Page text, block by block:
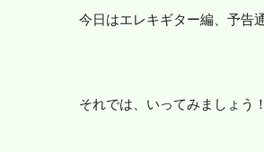
今日はエレキギター編、予告
それでは、いってみましょう！